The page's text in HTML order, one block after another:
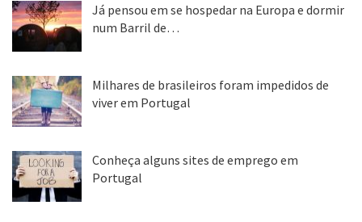
Já pensou em se hospedar na Europa e dormir
num Barril de…
Milhares de brasileiros foram impedidos de
viver em Portugal
Conheça alguns sites de emprego em
Portugal